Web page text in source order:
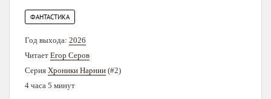
ФАНТАСТИКА
Год выхода: 2026
Читает Егор Серов
Серия Хроники Нарнии (#2)
4 часа 5 минут